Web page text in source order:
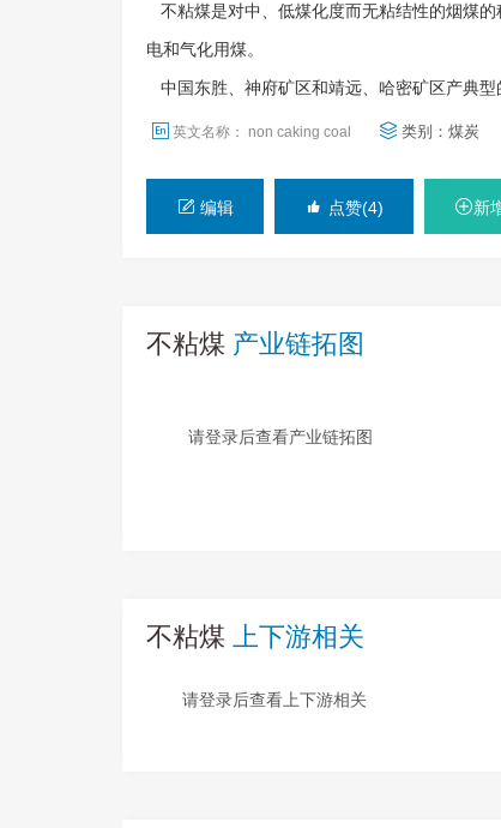
不粘煤是对中、低煤化度而无粘结性的烟煤
电和气化用煤。
中国东胜、神府矿区和靖远、哈密矿区产典型
英文名称： non caking coal 类别： 煤炭
编辑 点赞(4) 新
不粘煤 产业链拓图
请登录后查看产业链拓图
不粘煤 上下游相关
请登录后查看上下游相关